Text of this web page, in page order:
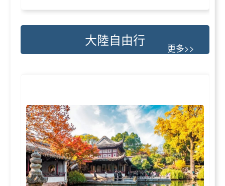
大陸自由行 更多>>